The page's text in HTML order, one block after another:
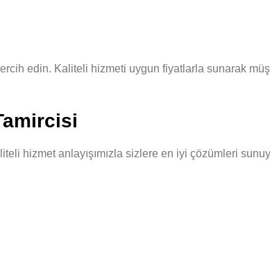
edin. Kaliteli hizmeti uygun fiyatlarla sunarak
hizmet anlayışımızla sizlere en iyi çözümleri